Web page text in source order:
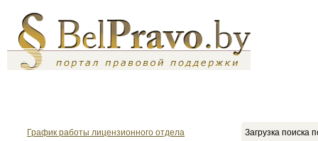
График работы лицензионного отдела
Загрузка поиска